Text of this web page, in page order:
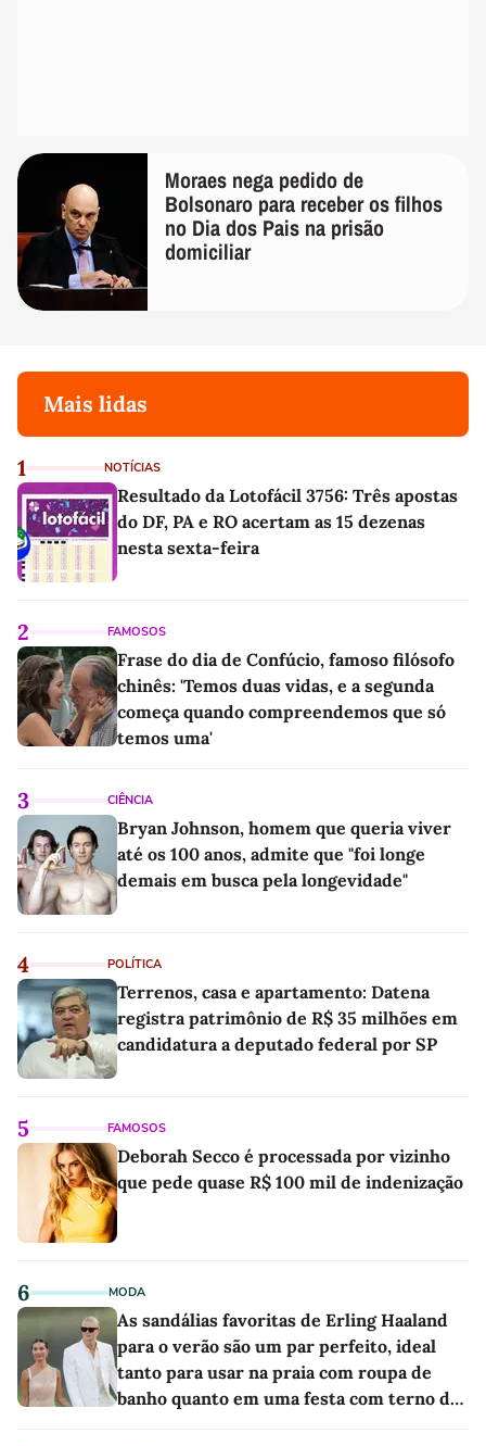
Moraes nega pedido de
Bolsonaro para receber os filhos
no Dia dos Pais na prisão
domiciliar
Mais lidas
1 NOTÍCIAS
Resultado da Lotofácil 3756: Três apostas
do DF, PA e RO acertam as 15 dezenas
nesta sexta-feira
2 FAMOSOS
Frase do dia de Confúcio, famoso filósofo
chinês: 'Temos duas vidas, e a segunda
começa quando compreendemos que só
temos uma'
3 CIÊNCIA
Bryan Johnson, homem que queria viver
até os 100 anos, admite que "foi longe
demais em busca pela longevidade"
4 POLÍTICA
Terrenos, casa e apartamento: Datena
registra patrimônio de R$ 35 milhões em
candidatura a deputado federal por SP
5 FAMOSOS
Deborah Secco é processada por vizinho
que pede quase R$ 100 mil de indenização
6 MODA
As sandálias favoritas de Erling Haaland
para o verão são um par perfeito, ideal
tanto para usar na praia com roupa de
banho quanto em uma festa com terno de